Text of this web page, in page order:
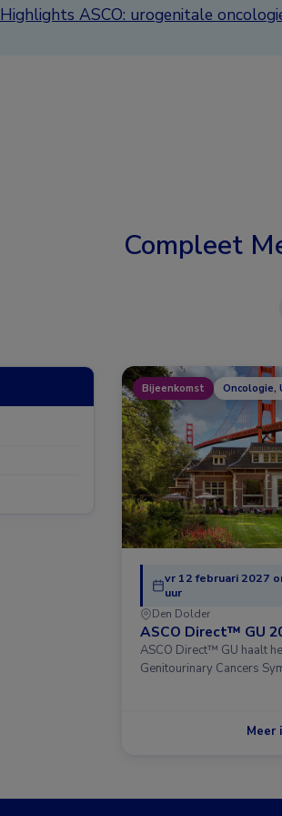
Highlights ASCO: urogenitale
Compleet
Bijeenkomst Oncologie,
vr 12 februari 2027
uur
Den Dolder
ASCO Direct™ GU
ASCO Direct™ GU haalt
Genitourinary Cancers
Meer